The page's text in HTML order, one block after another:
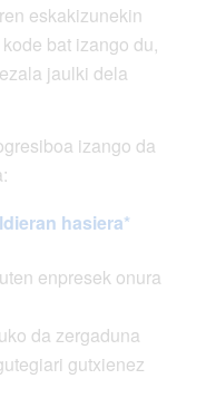
eskakizunekin
bat izango du,
jaulki dela
izango da
hasiera*
enpresek onura
da zergaduna
gutxienez